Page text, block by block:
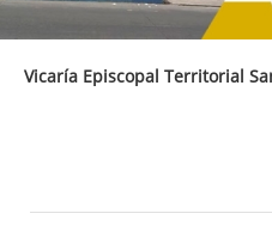
Vicaría Episcopal Territorial